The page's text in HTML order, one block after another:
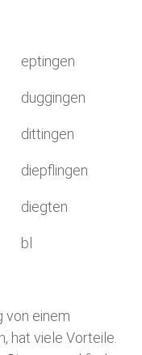
eptingen
duggingen
dittingen
diepflingen
diegten
bl
von einem
hat viele Vorteile.